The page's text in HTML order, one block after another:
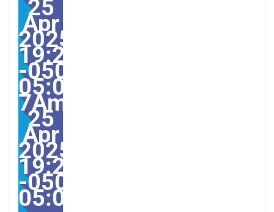
25
Apr
2025
19:23:00
-0500-
05:00-
7America/
25
Apr
2025
19:23:00
-0500-
05:00America/